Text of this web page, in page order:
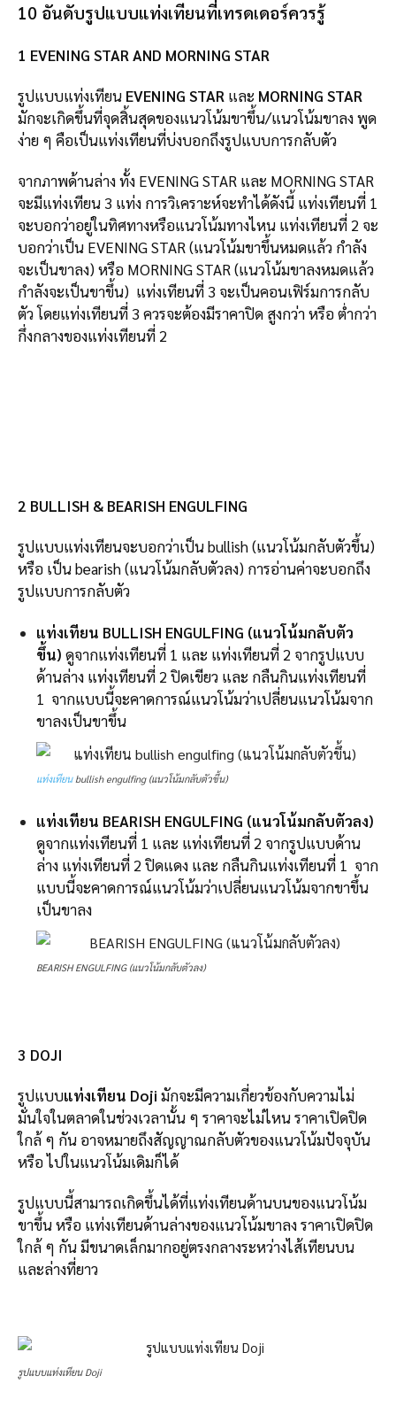
10 อันดับรูปแบบแท่งเทียนที่เทรดเดอร์ควรรู้
1 EVENING STAR AND MORNING STAR
รูปแบบแท่งเทียน EVENING STAR และ MORNING STAR
มักจะเกิดขึ้นที่จุดสิ้นสุดของแนวโน้มขาขึ้น/แนวโน้มขาลง พูด
ง่าย ๆ คือเป็นแท่งเทียนที่บ่งบอกถึงรูปแบบการกลับตัว
จากภาพด้านล่าง ทั้ง EVENING STAR และ MORNING STAR
จะมีแท่งเทียน 3 แท่ง การวิเคราะห์จะทำได้ดังนี้ แท่งเทียนที่ 1
จะบอกว่าอยู่ในทิศทางหรือแนวโน้มทางไหน แท่งเทียนที่ 2 จะ
บอกว่าเป็น EVENING STAR (แนวโน้มขาขึ้นหมดแล้ว กำลัง
จะเป็นขาลง) หรือ MORNING STAR (แนวโน้มขาลงหมดแล้ว
กำลังจะเป็นขาขึ้น) แท่งเทียนที่ 3 จะเป็นคอนเฟิร์มการกลับ
ตัว โดยแท่งเทียนที่ 3 ควรจะต้องมีราคาปิด สูงกว่า หรือ ต่ำกว่า
กึ่งกลางของแท่งเทียนที่ 2
2 BULLISH & BEARISH ENGULFING
รูปแบบแท่งเทียนจะบอกว่าเป็น bullish (แนวโน้มกลับตัวขึ้น)
หรือ เป็น bearish (แนวโน้มกลับตัวลง) การอ่านค่าจะบอกถึง
รูปแบบการกลับตัว
แท่งเทียน BULLISH ENGULFING (แนวโน้มกลับตัว
ขึ้น) ดูจากแท่งเทียนที่ 1 และ แท่งเทียนที่ 2 จากรูปแบบ
ด้านล่าง แท่งเทียนที่ 2 ปิดเขียว และ กลืนกินแท่งเทียนที่
1 จากแบบนี้จะคาดการณ์แนวโน้มว่าเปลี่ยนแนวโน้มจาก
ขาลงเป็นขาขึ้น
แท่งเทียนbullish engulfing (แนวโน้มกลับตัวขึ้น)
แท่งเทียน BEARISH ENGULFING (แนวโน้มกลับตัวลง)
ดูจากแท่งเทียนที่ 1 และ แท่งเทียนที่ 2 จากรูปแบบด้าน
ล่าง แท่งเทียนที่ 2 ปิดแดง และ กลืนกินแท่งเทียนที่ 1 จาก
แบบนี้จะคาดการณ์แนวโน้มว่าเปลี่ยนแนวโน้มจากขาขึ้น
เป็นขาลง
BEARISH ENGULFING (แนวโน้มกลับตัวลง)
3 DOJI
รูปแบบแท่งเทียน Doji มักจะมีความเกี่ยวข้องกับความไม่
มั่นใจในตลาดในช่วงเวลานั้น ๆ ราคาจะไม่ไหน ราคาเปิดปิด
ใกล้ ๆ กัน อาจหมายถึงสัญญาณกลับตัวของแนวโน้มปัจจุบัน
หรือ ไปในแนวโน้มเดิมก็ได้
รูปแบบนี้สามารถเกิดขึ้นได้ที่แท่งเทียนด้านบนของแนวโน้ม
ขาขึ้น หรือ แท่งเทียนด้านล่างของแนวโน้มขาลง ราคาเปิดปิด
ใกล้ ๆ กัน มีขนาดเล็กมากอยู่ตรงกลางระหว่างไส้เทียนบน
และล่างที่ยาว
รูปแบบแท่งเทียน Doji